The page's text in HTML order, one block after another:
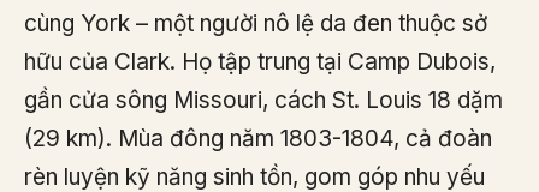
cùng York – một người nô lệ da đen thuộc sở
hữu của Clark. Họ tập trung tại Camp Dubois,
gần cửa sông Missouri, cách St. Louis 18 dặm
(29 km). Mùa đông năm 1803-1804, cả đoàn
rèn luyện kỹ năng sinh tồn, gom góp nhu yếu